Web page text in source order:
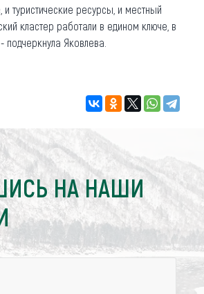
и туристические ресурсы, и местный
кластер работали в едином ключе, в
подчеркнула Яковлева.
НА НАШИ